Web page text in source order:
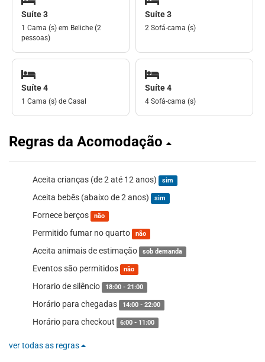
Suíte 3
1 Cama (s) em Beliche (2
pessoas)
Suíte 3
2 Sofá-cama (s)
Suíte 4
1 Cama (s) de Casal
Suíte 4
4 Sofá-cama (s)
Regras da Acomodação
Aceita crianças (de 2 até 12 anos) sim
Aceita bebês (abaixo de 2 anos) sim
Fornece berços não
Permitido fumar no quarto não
Aceita animais de estimação sob demanda
Eventos são permitidos não
Horario de silêncio 18:00 - 21:00
Horário para chegadas 14:00 - 22:00
Horário para checkout 6:00 - 11:00
ver todas as regras